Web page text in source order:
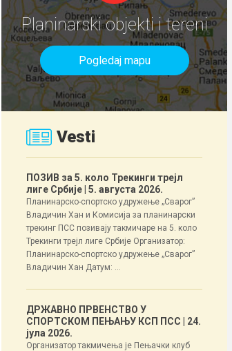
Planinarski objekti i tereni
Pogledaj mapu
Vesti
ПОЗИВ за 5. коло Трекинги трејл
лиге Србије | 5. августа 2026.
Планинарско-спортско удружење „Сварог”
Владичин Хан и Комисија за планинарски
трекинг ПСС позивају такмичаре на 5. коло
Трекинги трејл лиге Србије Организатор:
Планинарско-спортско удружење „Сварог”
Владичин Хан Датум: ...
ДРЖАВНО ПРВЕНСТВО У
СПОРТСКОМ ПЕЊАЊУ КСП ПСС
| 24.
јула 2026.
Организатор такмичења је Пењачки клуб